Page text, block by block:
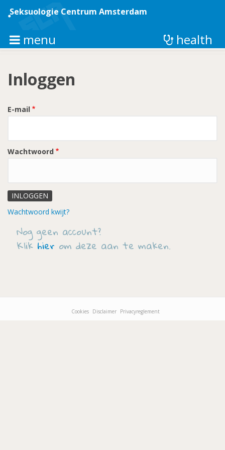
naar
gaan
Seksuologie Centrum Amsterdam
menu health
Inloggen
E-mail
Wachtwoord
Wachtwoord kwijt?
Nog geen account?
Klik hier om deze aan te maken.
Cookies Disclaimer Privacyreglement